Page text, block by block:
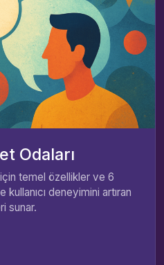
Odaları
temel özellikler ve 6
kullanıcı deneyimini artıran
sunar.